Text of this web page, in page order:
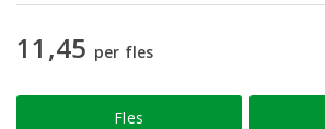
11,45 per fles
Fles